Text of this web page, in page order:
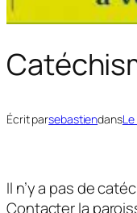
Écrit parsebastiendans
Il n’y a pas de
Contacter la